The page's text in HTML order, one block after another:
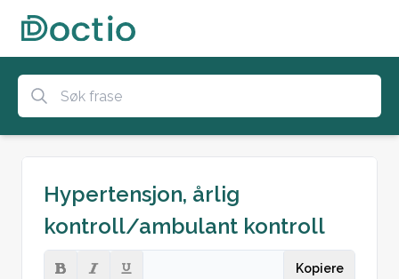
Hypertensjon, årlig
kontroll/ambulant kontroll
Kopiere